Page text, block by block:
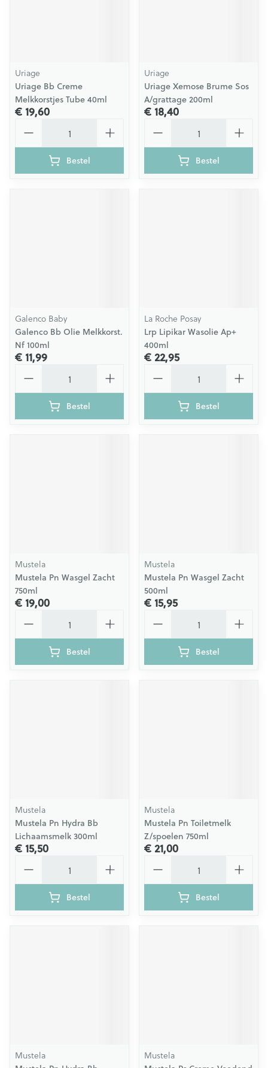
Uriage
Uriage Bb Creme
Melkkorstjes Tube 40ml
€ 19,60
Bestel
Uriage
Uriage Xemose Brume Sos
A/grattage 200ml
€ 18,40
Bestel
Galenco Baby
Galenco Bb Olie Melkkorst.
Nf 100ml
€ 11,99
Bestel
La Roche Posay
Lrp Lipikar Wasolie Ap+
400ml
€ 22,95
Bestel
Mustela
Mustela Pn Wasgel Zacht
750ml
€ 19,00
Bestel
Mustela
Mustela Pn Wasgel Zacht
500ml
€ 15,95
Bestel
Mustela
Mustela Pn Hydra Bb
Lichaamsmelk 300ml
€ 15,50
Bestel
Mustela
Mustela Pn Toiletmelk
Z/spoelen 750ml
€ 21,00
Bestel
Mustela Mustela